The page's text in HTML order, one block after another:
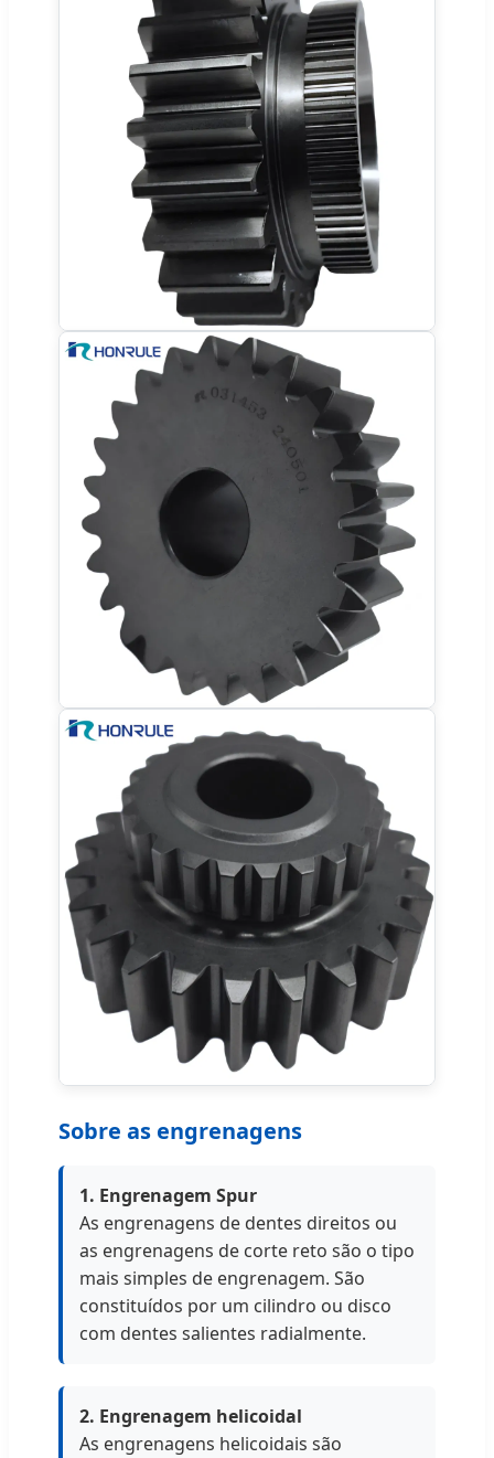
Sobre as engrenagens
1. Engrenagem Spur
As engrenagens de dentes direitos ou
as engrenagens de corte reto são o tipo
mais simples de engrenagem. São
constituídos por um cilindro ou disco
com dentes salientes radialmente.
2. Engrenagem helicoidal
As engrenagens helicoidais são